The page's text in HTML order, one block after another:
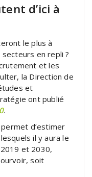
d’ici à
le plus à
en repli ?
et les
la Direction de
et
ont publié
.
d’estimer
il y aura le
et 2030,
soit